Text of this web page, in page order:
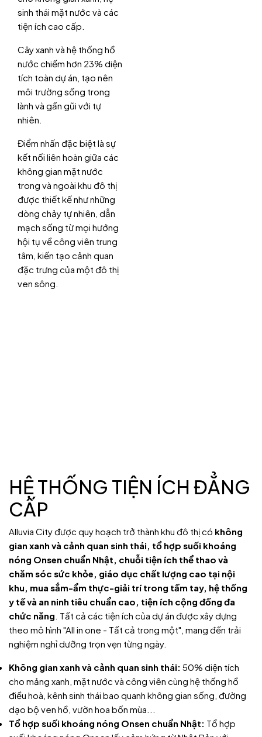
sinh thái mặt nước và các
tiện ích cao cấp.
Cây xanh và hệ thống hồ
nước chiếm hơn 23% diện
tích toàn dự án, tạo nên
môi trường sống trong
lành và gần gũi với tự
nhiên.
Điểm nhấn đặc biệt là sự
kết nối liên hoàn giữa các
không gian mặt nước
trong và ngoài khu đô thị
được thiết kế như những
dòng chảy tự nhiên, dẫn
mạch sống từ mọi hướng
hội tụ về công viên trung
tâm, kiến tạo cảnh quan
đặc trưng của một đô thị
ven sông.
HỆ THỐNG TIỆN ÍCH ĐẲNG
CẤP
Alluvia City được quy hoạch trở thành khu đô thị có không
gian xanh và cảnh quan sinh thái, tổ hợp suối khoáng
nóng Onsen chuẩn Nhật, chuỗi tiện ích thể thao và
chăm sóc sức khỏe, giáo dục chất lượng cao tại nội
khu, mua sắm-ẩm thực-giải trí trong tầm tay, hệ thống
y tế và an ninh tiêu chuẩn cao, tiện ích cộng đồng đa
chức năng. Tất cả các tiện ích của dự án được xây dựng
theo mô hình "All in one - Tất cả trong một", mang đến trải
nghiệm nghỉ dưỡng trọn vẹn từng ngày.
Không gian xanh và cảnh quan sinh thái: 50% diện tích
cho mảng xanh, mặt nước và công viên cùng hệ thống hồ
điều hoà, kênh sinh thái bao quanh không gian sống, đường
dạo bộ ven hồ, vườn hoa bốn mùa...
Tổ hợp suối khoáng nóng Onsen chuẩn Nhật: Tổ hợp